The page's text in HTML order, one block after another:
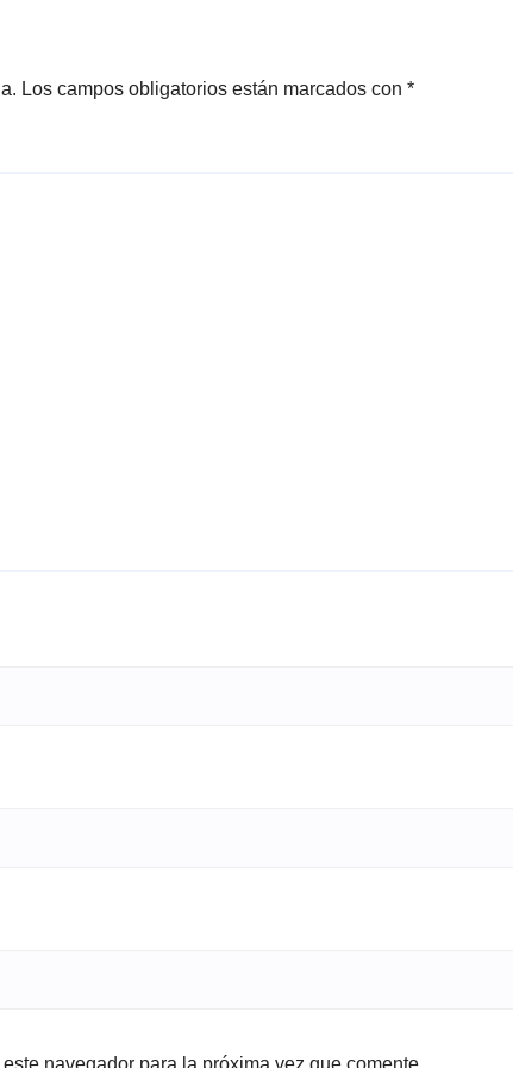
Los campos obligatorios están marcados con *
navegador para la próxima vez que comente.